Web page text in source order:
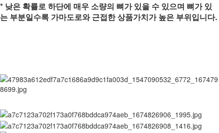
* 낮은 확률로 하단에 매우 소량의 뼈가 있을 수 있으며 뼈가 있
는 부분일수록 가마도로와 근접한 상품가치가 높은 부위입니다.